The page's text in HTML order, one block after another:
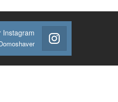
Instagram